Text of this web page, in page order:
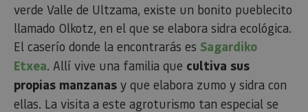
verde Valle de Ultzama, existe un bonito pueblecito
llamado Olkotz, en el que se elabora sidra ecológica.
El caserío donde la encontrarás es Sagardiko
Etxea. Allí vive una familia que cultiva sus
propias manzanas y que elabora zumo y sidra con
ellas. La visita a este agroturismo tan especial se